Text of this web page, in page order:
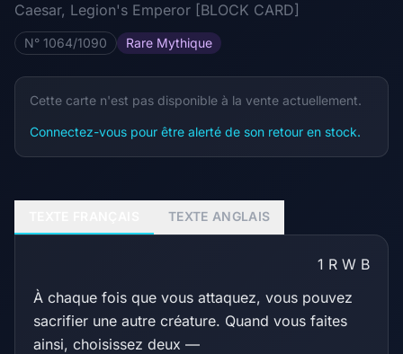
Caesar, Legion's Emperor [BLOCK CARD]
N° 1064/1090 Rare Mythique
Cette carte n'est pas disponible à la vente actuellement.
Connectez-vous pour être alerté de son retour en stock.
TEXTE ANGLAIS
1 R W B
À chaque fois que vous attaquez, vous pouvez
sacrifier une autre créature. Quand vous faites
ainsi, choisissez deux —